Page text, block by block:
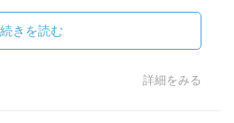
か、直角の虹だとか、思わず笑
続きを読む
詳細をみる